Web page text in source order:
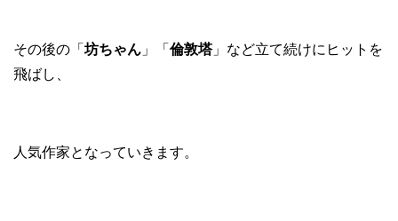
その後の「 坊ちゃん 」「 倫敦塔」など立て続けにヒットを
飛ばし、
人気作家となっていきます。